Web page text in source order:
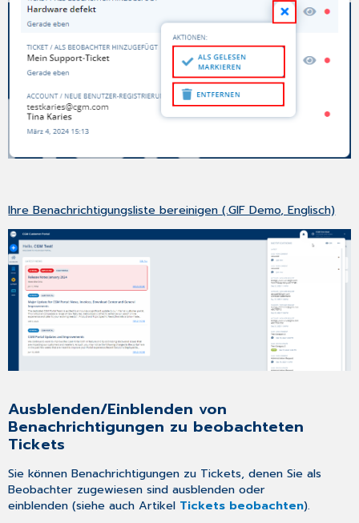
Ihre Benachrichtigungsliste bereinigen (.GIF Demo, Englisch)
Ausblenden/Einblenden von
Benachrichtigungen zu beobachteten
Tickets
Sie können Benachrichtigungen zu Tickets, denen Sie als
Beobachter zugewiesen sind ausblenden oder
einblenden (siehe auch Artikel Tickets beobachten).